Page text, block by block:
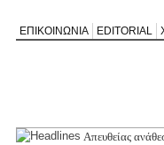
ΕΠΙΚΟΙΝΩΝΙΑ EDITORIAL
Απευθείας